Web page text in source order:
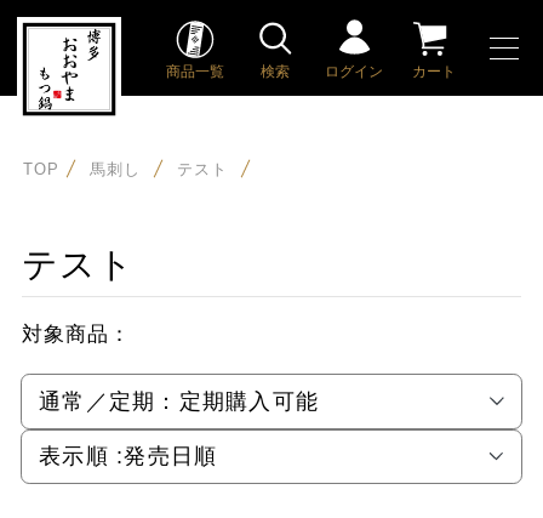
商品一覧 検索 ログイン カート
TOP 馬刺し テスト
テスト
対象商品：
通常／定期： 定期購入可能
表示順 :発売日順